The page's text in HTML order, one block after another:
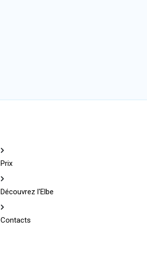
Prix
Découvrez l'Elbe
Contacts